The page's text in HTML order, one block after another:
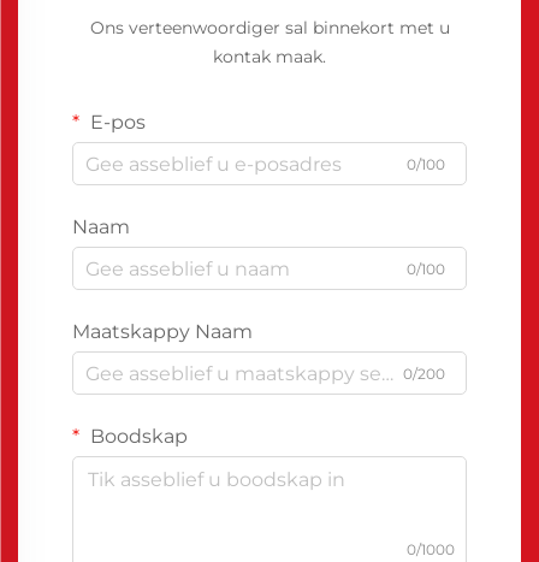
Ons verteenwoordiger sal binnekort met u
kontak maak.
E-pos
0/100
Naam
0/100
Maatskappy Naam
0/200
Boodskap
0/1000